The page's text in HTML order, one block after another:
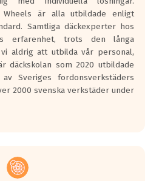
och F är den
ut för
där däcken
där det ligger
på
h brukar
Wheels är alla utbildade enligt
Samtliga däckexperter hos
erfarenhet, trots den långa
aldrig att utbilda vår personal,
däckskolan som 2020 utbildade
Sveriges fordonsverkstäders
2000 svenska verkstäder under